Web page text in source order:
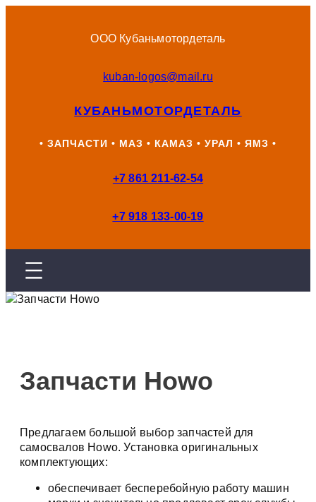
ООО Кубаньмотордеталь
kuban-logos@mail.ru
КУБАНЬМОТОРДЕТАЛЬ
• ЗАПЧАСТИ • МАЗ • КАМАЗ • УРАЛ • ЯМЗ •
+7 861 211-62-54
+7 918 133-00-19
Запчасти Howo
Предлагаем большой выбор запчастей для
самосвалов Howo. Установка оригинальных
комплектующих:
обеспечивает бесперебойную работу машин